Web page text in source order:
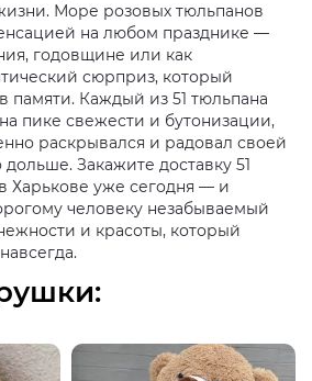
Море розовых тюльпанов
на любом празднике —
годовщине или как
сюрприз, который
памяти. Каждый из 51 тюльпана
пике свежести и бутонизации,
раскрывался и радовал своей
Закажите доставку 51
Харькове уже сегодня — и
человеку незабываемый
и красоты, который